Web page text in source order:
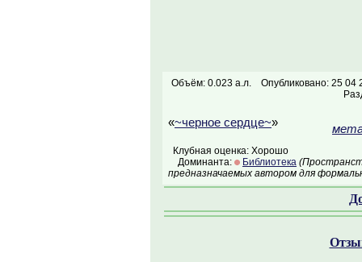
Объём: 0.023 а.л.
Опубликовано: 25 04
«~черное сердце~»
Клубная оценка: Хорошо
Доминанта:
Библиотека
предназначаемых автором для